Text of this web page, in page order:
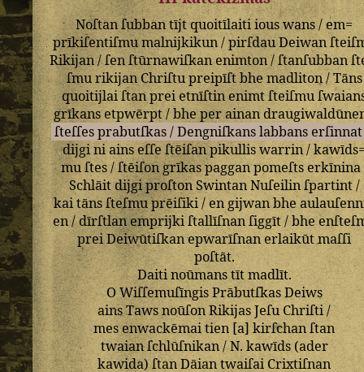
Noſtan ſubban tījt quoitīlaiti ious wans/em=
prīkiſentiſmumalnijkikun/pirſdauDeiwan
Rikijan/ſenſtūrnawiſkan enimton/ſtanſubban
ſmurikijanChriſtupreipīſtbhe madliton/Tāns
quoitijlaiſtanpreietnīſtinenimtſteiſmu
grīkansetpwērpt/bheperainan
ſteſſes prabutſkas/Dengniſkans labbans erſinnat
dijginiains eſſeſtēiſanpikullis warrin/
muſtes/ſtēiſongrīkaspagganpomeſtserkīnina
SchlāitdijgiproſtonSwintanNuſeilinſpartint/
kai tānsſteſmuprēiſiki/en gijwanbhe
en/dīrſtlanemprijkiſtallīſnanſiggīt/bhe
preiDeiwūtiſkan epwarīſnan erlaikūtmaſſi
poſtāt.
Daitinoūmanstītmadlīt.
OWiſſemuſīngisPrābutſkasDeiws
ainsTawsnoūſonRikijasJeſu Chriſti/
mesenwackēmaitien[a]kirſchanſtan
twaianſchlūſnikan/N.kawīds(ader
kawida)ſtanDāian twaiſai Crixtiſnan